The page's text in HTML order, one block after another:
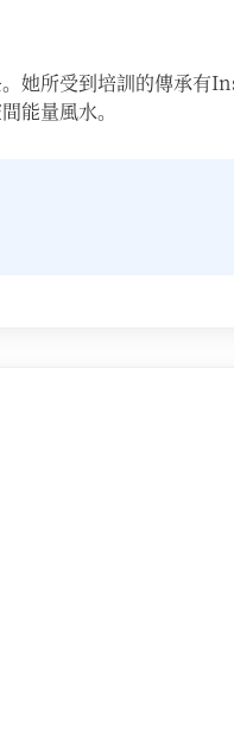
她所受到培訓的傳承有
能量風水。